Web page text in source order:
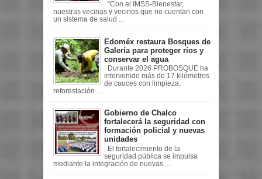
“Con el IMSS-Bienestar,
nuestras vecinas y vecinos que no cuentan con
un sistema de salud ...
Edoméx restaura Bosques de
Galería para proteger ríos y
conservar el agua
Durante 2026 PROBOSQUE ha
intervenido más de 17 kilómetros
de cauces con limpieza,
reforestación ...
Gobierno de Chalco
fortalecerá la seguridad con
formación policial y nuevas
unidades
El fortalecimiento de la
seguridad pública se impulsa
mediante la integración de nuevas ...